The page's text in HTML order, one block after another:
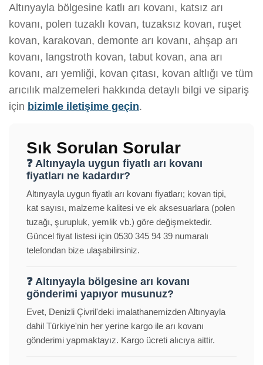
Altınyayla bölgesine katlı arı kovanı, katsız arı
kovanı, polen tuzaklı kovan, tuzaksız kovan, ruşet
kovan, karakovan, demonte arı kovanı, ahşap arı
kovanı, langstroth kovan, tabut kovan, ana arı
kovanı, arı yemliği, kovan çıtası, kovan altlığı ve tüm
arıcılık malzemeleri hakkında detaylı bilgi ve sipariş
için bizimle iletişime geçin.
Sık Sorulan Sorular
❓ Altınyayla uygun fiyatlı arı kovanı
fiyatları ne kadardır?
Altınyayla uygun fiyatlı arı kovanı fiyatları; kovan tipi,
kat sayısı, malzeme kalitesi ve ek aksesuarlara (polen
tuzağı, şurupluk, yemlik vb.) göre değişmektedir.
Güncel fiyat listesi için 0530 345 94 39 numaralı
telefondan bize ulaşabilirsiniz.
❓ Altınyayla bölgesine arı kovanı
gönderimi yapıyor musunuz?
Evet, Denizli Çivril'deki imalathanemizden Altınyayla
dahil Türkiye'nin her yerine kargo ile arı kovanı
gönderimi yapmaktayız. Kargo ücreti alıcıya aittir.